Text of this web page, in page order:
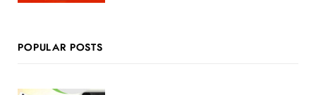
POPULAR POSTS